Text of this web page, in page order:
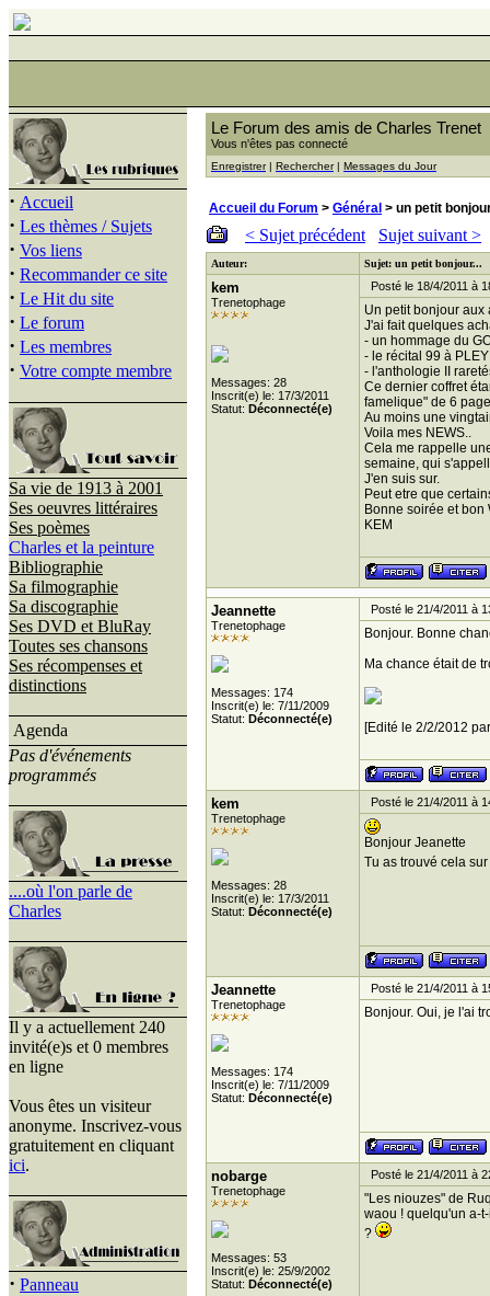
· Accueil
· Les thèmes / Sujets
· Vos liens
· Recommander ce site
· Le Hit du site
· Le forum
· Les membres
· Votre compte membre
Sa vie de 1913 à 2001
Ses oeuvres littéraires
Ses poèmes
Charles et la peinture
Bibliographie
Sa filmographie
Sa discographie
Ses DVD et BluRay
Toutes ses chansons
Ses récompenses et
distinctions
Agenda
Pas d'événements
programmés
....où l'on parle de
Charles
Il y a actuellement 240
invité(e)s et 0 membres
en ligne
Vous êtes un visiteur
anonyme. Inscrivez-vous
gratuitement en cliquant
ici.
· Panneau
Le Forum des amis de Charles Trenet
Vous n'êtes pas connecté
Enregistrer| Rechercher| Messages du Jour
Accueil du Forum > Général > un petit
< Sujet précédent Sujet suivant >
Auteur: Sujet: un petit bonjour...
kem
Trenetophage
Messages: 28
Inscrit(e) le: 17/3/2011
Statut: Déconnecté(e)
Posté le 18/4/2011 à
Un petit bonjour aux
J'ai fait quelques
- un hommage du
- le récital 99 à
- l'anthologie II
Ce dernier coffret
famelique" de 6
Au moins une
Voila mes NEWS..
Cela me rappelle
semaine, qui
J'en suis sur.
Peut etre que
Bonne soirée et bon
KEM
Jeannette
Trenetophage
Messages: 174
Inscrit(e) le: 7/11/2009
Statut: Déconnecté(e)
Posté le 21/4/2011 à
Bonjour. Bonne
Ma chance était de
[Edité le 2/2/2012
kem
Trenetophage
Messages: 28
Inscrit(e) le: 17/3/2011
Statut: Déconnecté(e)
Posté le 21/4/2011 à
Bonjour Jeanette
Tu as trouvé cela
Jeannette
Trenetophage
Messages: 174
Inscrit(e) le: 7/11/2009
Statut: Déconnecté(e)
Posté le 21/4/2011 à
Bonjour. Oui, je l'ai
nobarge
Trenetophage
Messages: 53
Inscrit(e) le: 25/9/2002
Statut: Déconnecté(e)
Posté le 21/4/2011 à
"Les niouzes" de
waou ! quelqu'un a-
?